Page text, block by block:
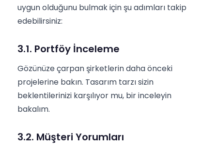
uygun olduğunu bulmak için şu adımları takip
edebilirsiniz:
3.1. Portföy İnceleme
Gözünüze çarpan şirketlerin daha önceki
projelerine bakın. Tasarım tarzı sizin
beklentilerinizi karşılıyor mu, bir inceleyin
bakalım.
3.2. Müşteri Yorumları